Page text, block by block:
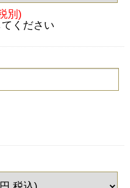
別)
ください